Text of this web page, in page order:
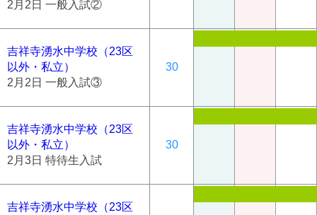
2月2日 一般入試②
吉祥寺湧水中学校（23区
以外・私立）
2月2日 一般入試③
30
吉祥寺湧水中学校（23区
以外・私立）
2月3日 特待生入試
30
吉祥寺湧水中学校（23区